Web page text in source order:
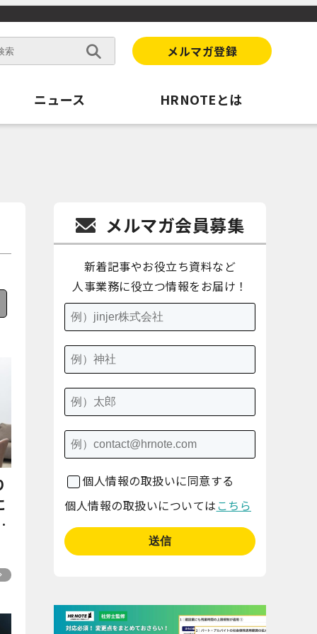
メルマガ登録
ニュース HRNOTEとは
メルマガ会員募集
新着記事やお役立ち資料など
人事業務に役立つ情報をお届け！
個人情報の取扱いに同意する
個人情報の取扱いについては こちら